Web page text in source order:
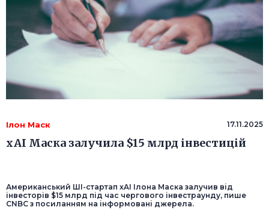
Ілон Маск 17.11.2025
xAI Маска залучила $15 млрд інвестицій
Американський ШІ-стартап xAI Ілона Маска залучив від
інвесторів $15 млрд під час чергового інвестраунду, пише
CNBC з посиланням на інформовані джерела.